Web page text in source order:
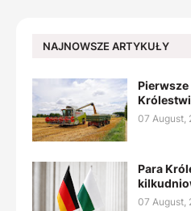
NAJNOWSZE ARTYKUŁY
07 August,
Para
07 August,